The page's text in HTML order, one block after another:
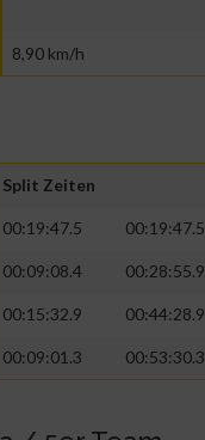
8,90 km/h
Split Zeiten
00:19:47.5 00:19:47.5
00:09:08.4 00:28:55.9
00:15:32.9 00:44:28.9
00:09:01.3 00:53:30.3